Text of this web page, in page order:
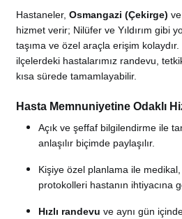
Hastaneler,Osmangazi (Çekirge) ve
hizmet verir; Nilüfer ve Yıldırım gibi
taşıma ve özel araçla erişim
ilçelerdeki hastalarımız randevu,
kısa sürede tamamlayabilir.
Hasta Memnuniyetine Odaklı
Açık ve şeffaf bilgilendirme ile
anlaşılır biçimde paylaşılır.
Kişiye özel planlama ile
protokolleri hastanın ihtiyacına
Hızlı randevu ve aynı gün